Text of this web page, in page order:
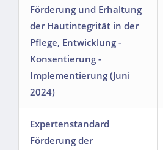
Förderung und Erhaltung
der Hautintegrität in der
Pflege, Entwicklung -
Konsentierung -
Implementierung (Juni
2024)
Expertenstandard
Förderung der